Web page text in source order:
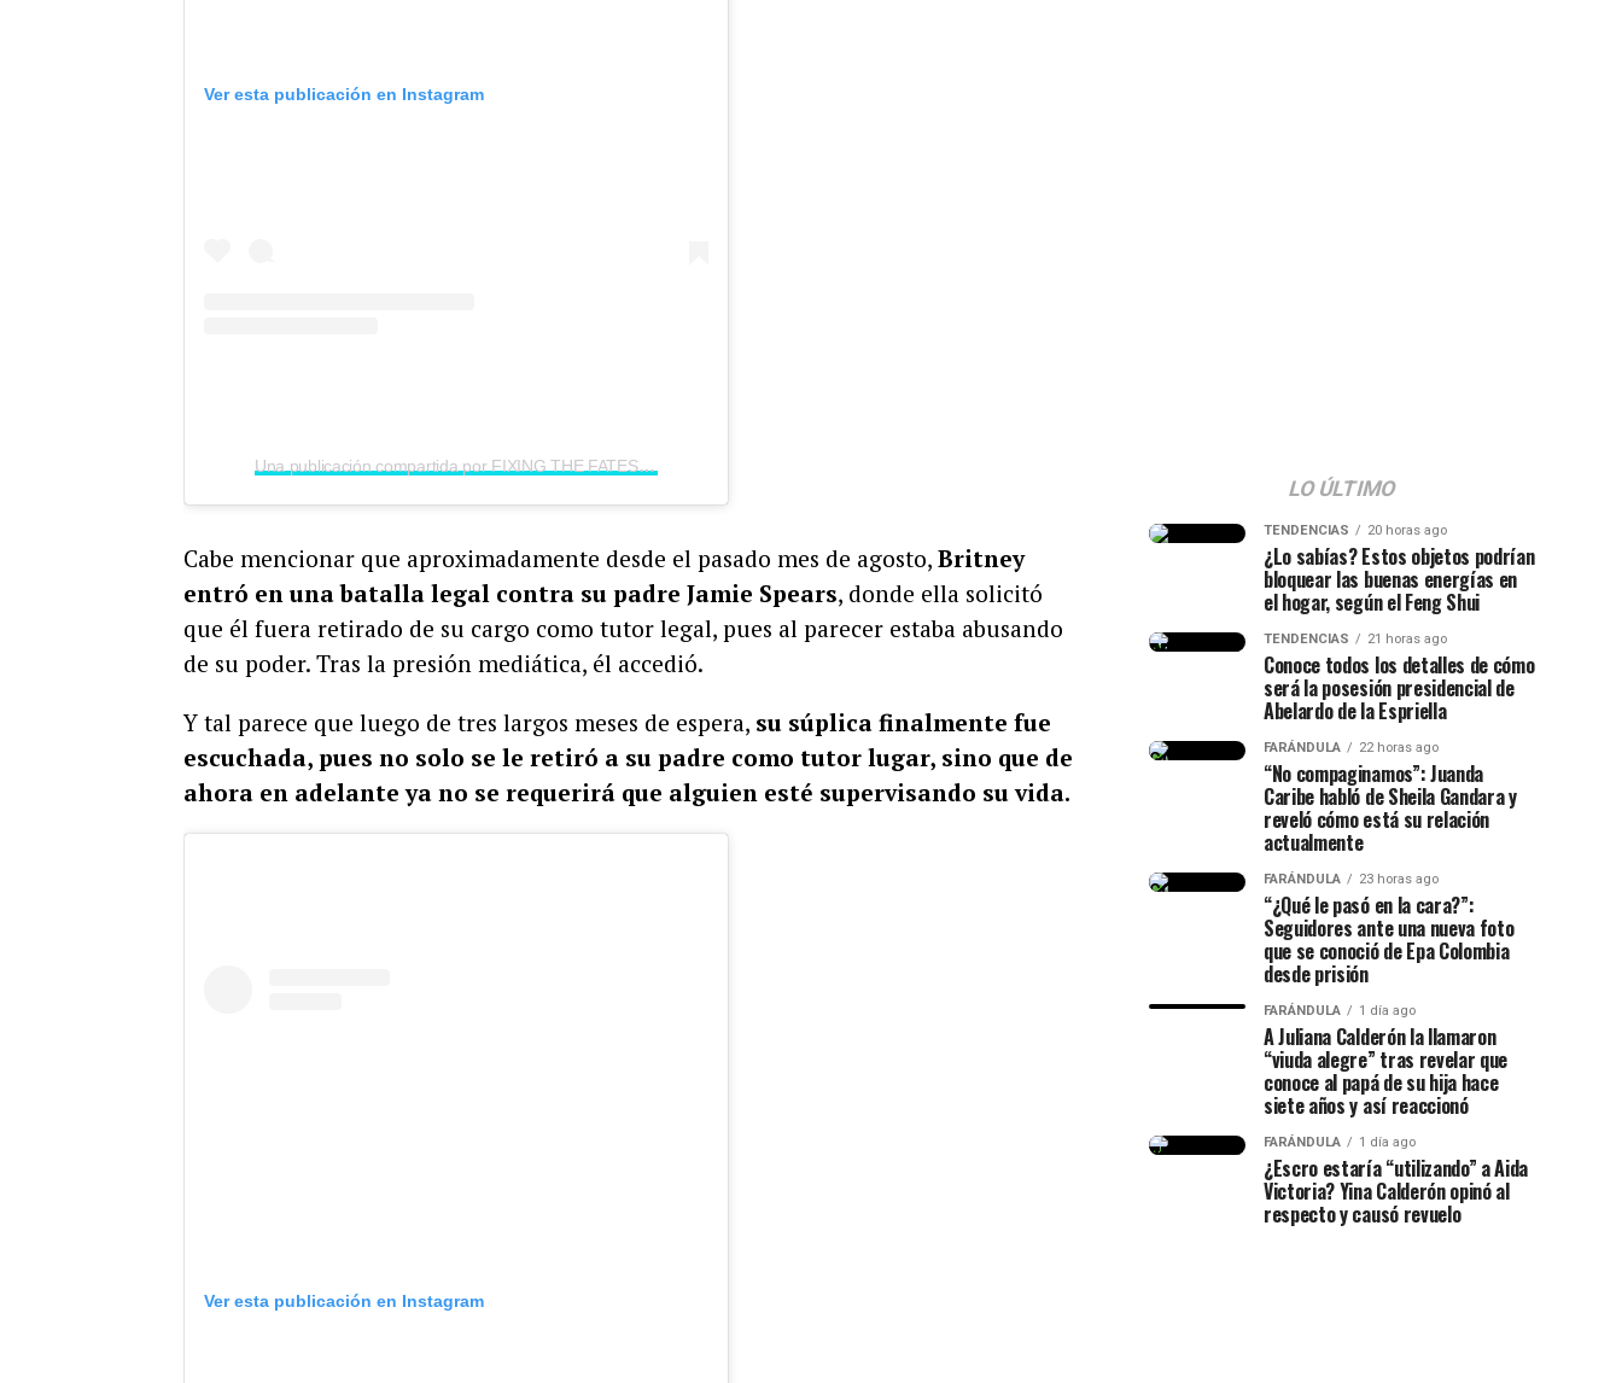
Ver esta publicación en Instagram
Una publicación compartida por FIXING THE FATES ✞ (@fixxingfates)
Cabe mencionar que aproximadamente desde el pasado mes de agosto, Britney
entró en una batalla legal contra su padre Jamie Spears, donde ella solicitó
que él fuera retirado de su cargo como tutor legal, pues al parecer estaba abusando
de su poder. Tras la presión mediática, él accedió.
Y tal parece que luego de tres largos meses de espera, su súplica finalmente fue
escuchada, pues no solo se le retiró a su padre como tutor lugar, sino que de
ahora en adelante ya no se requerirá que alguien esté supervisando su vida.
Ver esta publicación en Instagram
LO ÚLTIMO
TENDENCIAS 20 horas ago
¿Lo sabías? Estos objetos podrían
bloquear las buenas energías en
el hogar, según el Feng Shui
TENDENCIAS 21 horas ago
Conoce todos los detalles de cómo
será la posesión presidencial de
Abelardo de la Espriella
FARÁNDULA 22 horas ago
“No compaginamos”: Juanda
Caribe habló de Sheila Gandara y
reveló cómo está su relación
actualmente
FARÁNDULA 23 horas ago
“¿Qué le pasó en la cara?”:
Seguidores ante una nueva foto
que se conoció de Epa Colombia
desde prisión
FARÁNDULA 1 día ago
A Juliana Calderón la llamaron
“viuda alegre” tras revelar que
conoce al papá de su hija hace
siete años y así reaccionó
FARÁNDULA 1 día ago
¿Escro estaría “utilizando” a Aida
Victoria? Yina Calderón opinó al
respecto y causó revuelo